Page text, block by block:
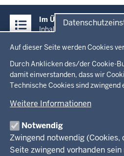
Auf dieser Seite werden Cookies
Durch Anklicken des/der Cookie-
damit einverstanden, dass wir
Technische Cookies sind
Weitere Informationen
Notwendig
Zwingend notwendig
Seite zwingend vorhanden sein
Inhalte
Im Überblick
Inhalt
Menü
in
der
Fußzeile
Startseite
Ministerium
Leitung des Hauses
Organisation
Arbeitgeber Ministerium
Rechtsgrundlagen
Kultur
Wissenschaft, Forschung, Lehre und
Presse